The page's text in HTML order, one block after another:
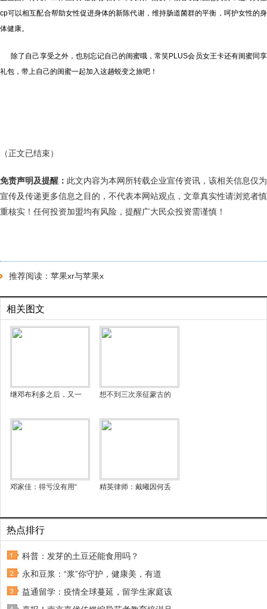
cp可以相互配合帮助女性促进身体的新陈代谢，维持肠道菌群的平衡，呵护女性的身
体健康。
除了自己享受之外，也别忘记自己的闺蜜哦，常笑PLUS会员女王卡还有闺蜜同享
礼包，带上自己的闺蜜一起加入这趟蜕变之旅吧！
（正文已结束）
免责声明及提醒： 此文内容为本网所转载企业宣传资讯，该相关信息仅为
宣传及传递更多信息之目的，不代表本网站观点，文章真实性请浏览者慎
重核实！任何投资加盟均有风险，提醒广大民众投资需谨慎！
推荐阅读： 苹果xr与苹果x
相关图文
继邓布利多之后，又一 想不到三次亲征蒙古的
邓家佳：得亏没有用“ 精英律师：戴曦因何丢
热点排行
科普：发芽的土豆还能食用吗？
永和豆浆：“浆”你守护，健康美，有道
益通留学：疫情全球蔓延，留学生家庭该